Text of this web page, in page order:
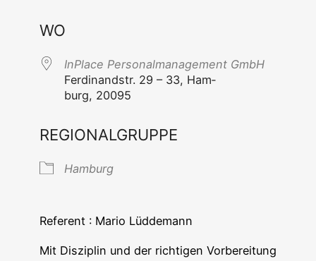
WO
InPlace Per­so­nal­ma­nage­ment GmbH
Fer­di­nandstr. 29 – 33, Ham­
burg, 20095
REGIONALGRUPPE
Ham­burg
Refe­rent : Mario Lüddemann
Mit Dis­zi­plin und der rich­ti­gen Vor­be­rei­tung